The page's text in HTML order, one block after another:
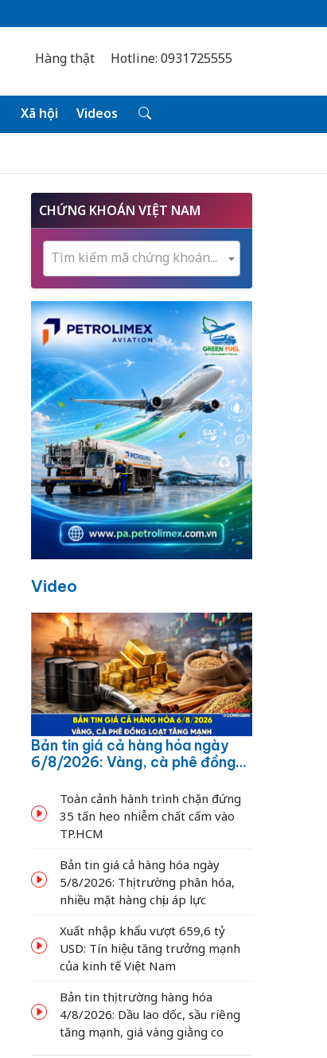
Hàng thật Hotline: 0931725555
Xã hội Videos
CHỨNG KHOÁN VIỆT NAM
Tìm kiếm mã chứng khoán...
Video
Bản tin giá cả hàng hóa ngày
6/8/2026: Vàng, cà phê đồng
Toàn cảnh hành trình chặn đứng
35 tấn heo nhiễm chất cấm vào
TP.HCM
Bản tin giá cả hàng hóa ngày
5/8/2026: Thị trường phân hóa,
nhiều mặt hàng chịu áp lực
Xuất nhập khẩu vượt 659,6 tỷ
USD: Tín hiệu tăng trưởng mạnh
của kinh tế Việt Nam
Bản tin thị trường hàng hóa
4/8/2026: Dầu lao dốc, sầu riêng
tăng mạnh, giá vàng giằng co